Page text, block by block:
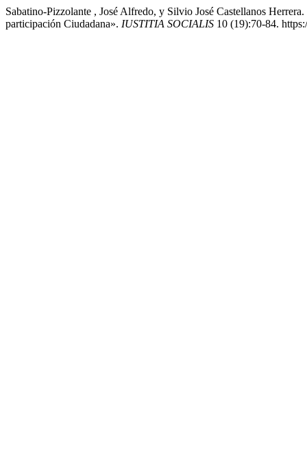
Sabatino-Pizzolante , José Alfredo, y Silvio José Castellanos
participación Ciudadana». IUSTITIA SOCIALIS 10 (19):70-84.